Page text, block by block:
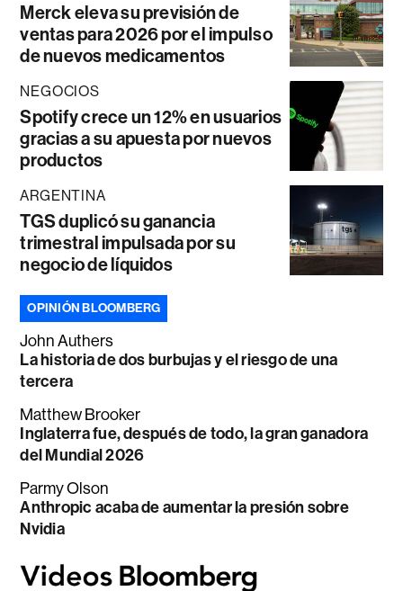
Merck eleva su previsión de
ventas para 2026 por el impulso
de nuevos medicamentos
NEGOCIOS
Spotify crece un 12% en usuarios
gracias a su apuesta por nuevos
productos
ARGENTINA
TGS duplicó su ganancia
trimestral impulsada por su
negocio de líquidos
OPINIÓN BLOOMBERG
John Authers
La historia de dos burbujas y el riesgo de una
tercera
Matthew Brooker
Inglaterra fue, después de todo, la gran ganadora
del Mundial 2026
Parmy Olson
Anthropic acaba de aumentar la presión sobre
Nvidia